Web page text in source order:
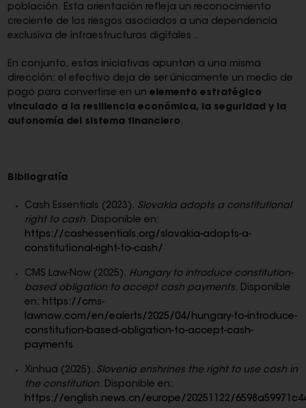
población. Esta orientación refleja un reconocimiento
creciente de los riesgos asociados a una dependencia
exclusiva de infraestructuras digitales .
En conjunto, estas iniciativas apuntan a una misma
dirección: el efectivo deja de ser únicamente un medio de
pago para convertirse en un elemento estratégico
vinculado a la resiliencia económica, la seguridad y la
autonomía del sistema financiero .
Bibliografía
Cash Essentials (2023). Slovakia adopts a constitutional
right to cash. Disponible en:
https://cashessentials.org/slovakia-adopts-a-
constitutional-right-to-cash/
CMS Law-Now (2025). Hungary to introduce constitution-
based obligation to accept cash payments. Disponible
en: https://cms-
lawnow.com/en/ealerts/2025/04/hungary-to-introduce-
constitution-based-obligation-to-accept-cash-
payments
Xinhua (2025). Slovenia enshrines the right to use cash in
the constitution. Disponible en:
https://english.news.cn/europe/20251122/